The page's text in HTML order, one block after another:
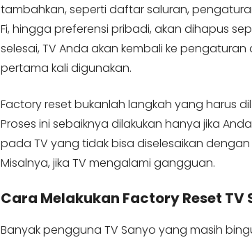
tambahkan, seperti daftar saluran,
Fi, hingga preferensi pribadi, akan dihapus
selesai, TV Anda akan kembali ke
pertama kali digunakan.
Factory reset bukanlah langkah yang harus
Proses ini sebaiknya dilakukan hanya jika
pada TV yang tidak bisa diselesaikan
Misalnya, jika TV mengalami gangguan.
Cara Melakukan Factory Reset TV
Banyak pengguna TV Sanyo yang masih